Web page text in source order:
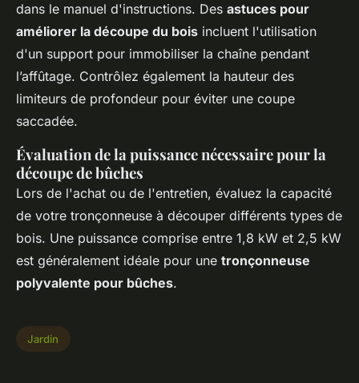
dans le manuel d'instructions. Des astuces pour
améliorer la découpe du bois incluent l'utilisation
d'un support pour immobiliser la chaîne pendant
l’affûtage. Contrôlez également la hauteur des
limiteurs de profondeur pour éviter une coupe
saccadée.
Évaluation de la puissance nécessaire pour la
découpe de bûches
Lors de l'achat ou de l'entretien, évaluez la capacité
de votre tronçonneuse à découper différents types de
bois. Une puissance comprise entre 1,8 kW et 2,5 kW
est généralement idéale pour une tronçonneuse
polyvalente pour bûches.
Jardin